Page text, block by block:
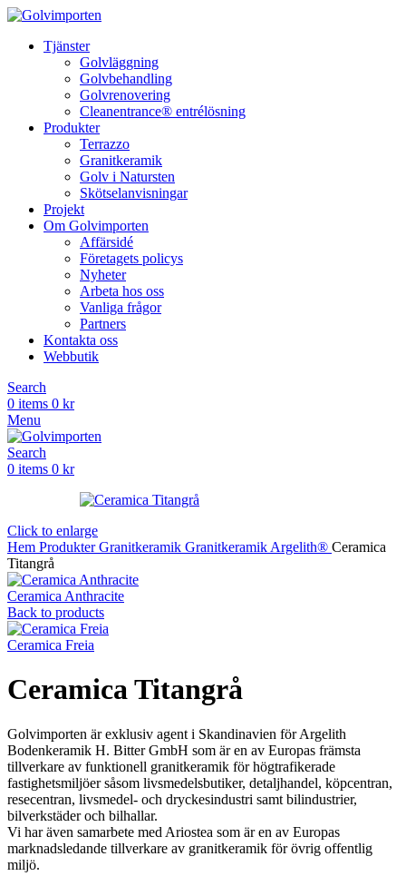
Tjänster
Golvläggning
Golvbehandling
Golvrenovering
Cleanentrance® entrélösning
Produkter
Terrazzo
Granitkeramik
Golv i Natursten
Skötselanvisningar
Projekt
Om Golvimporten
Affärsidé
Företagets policys
Nyheter
Arbeta hos oss
Vanliga frågor
Partners
Kontakta oss
Webbutik
Search
0 items 0 kr
Menu
Search
0 items 0 kr
Click to enlarge
Hem ProdukterGranitkeramik Granitkeramik Argelith® Ceramica
Titangrå
Ceramica Anthracite
Back to products
Ceramica Freia
Ceramica Titangrå
Golvimporten är exklusiv agent i Skandinavien för Argelith
Bodenkeramik H. Bitter GmbH som är en av Europas främsta
tillverkare av funktionell granitkeramik för högtrafikerade
fastighetsmiljöer såsom livsmedelsbutiker, detaljhandel, köpcentran,
resecentran, livsmedel- och dryckesindustri samt bilindustrier,
bilverkstäder och bilhallar.
Vi har även samarbete med Ariostea som är en av Europas
marknadsledande tillverkare av granitkeramik för övrig offentlig
miljö.